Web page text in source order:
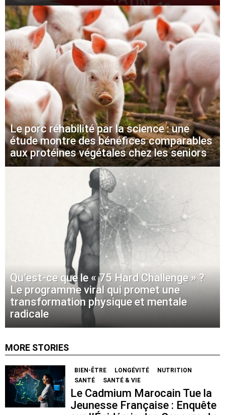
Le porc réhabilité par la science : une
étude montre des bénéfices comparables
aux protéines végétales chez les seniors
Qu’est-ce que le « 75 Hard Challenge » ?
Le programme viral qui promet une
transformation physique et mentale
radicale
MORE STORIES
BIEN-ÊTRE LONGÉVITÉ
NUTRITION
SANTÉ
SANTÉ & VIE
Le Cadmium Marocain Tue la
Jeunesse Française : Enquête